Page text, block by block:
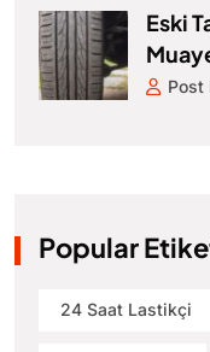
Eski
Post
Popular
24 Saat Lastikçi